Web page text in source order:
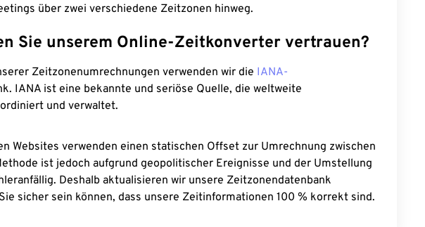
über zwei verschiedene Zeitzonen hinweg.
Sie unserem Online-Zeitkonverter vertrauen?
Zeitzonenumrechnungen verwenden wir die IANA-
IANA ist eine bekannte und seriöse Quelle, die weltweite
und verwaltet.
Websites verwenden einen statischen Offset zur Umrechnung zwischen
ist jedoch aufgrund geopolitischer Ereignisse und der Umstellung
Deshalb aktualisieren wir unsere Zeitzonendatenbank
sicher sein können, dass unsere Zeitinformationen 100 % korrekt sind.